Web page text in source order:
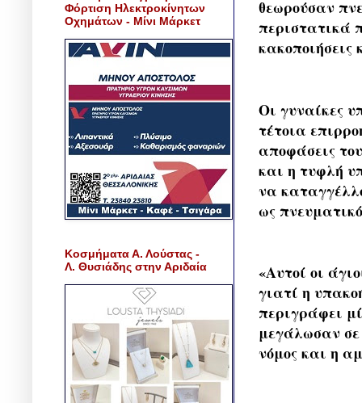
θεωρούσαν
περιστατικά
κακοποιήσεις
Οι γυναίκες
τέτοια
αποφάσεις
και η τυφλή
να
ως
«Αυτοί οι
γιατί η
περιγράφει
μεγάλωσαν σε
νόμος και η
Φόρτιση Ηλεκτροκίνητων
Οχημάτων - Μίνι Μάρκετ
Κοσμήματα Α. Λούστας -
Λ. Θυσιάδης στην Αριδαία